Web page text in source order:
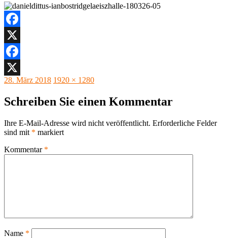
Facebook
X
Facebook
X
Veröffentlicht
28. März 2018 Originalgröße
1920 × 1280
Schreiben Sie einen Kommentar
Ihre E-Mail-Adresse wird nicht veröffentlicht. Erforderliche Felder
sind mit * markiert
Kommentar *
Name *